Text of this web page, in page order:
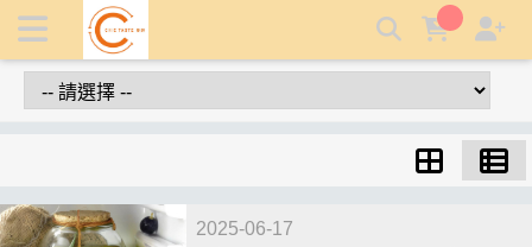
Chic Taste 曼時特級初榨橄欖油 - 讓你喝出健康的生飲級橄欖
2025-06-17